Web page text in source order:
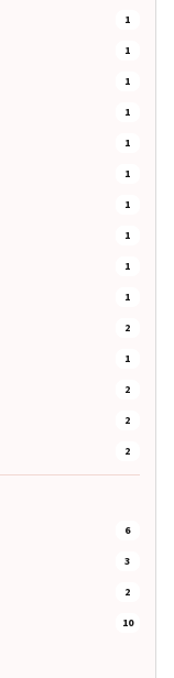
1
1
1
1
1
1
1
1
1
1
2
1
2
2
2
6
3
2
10